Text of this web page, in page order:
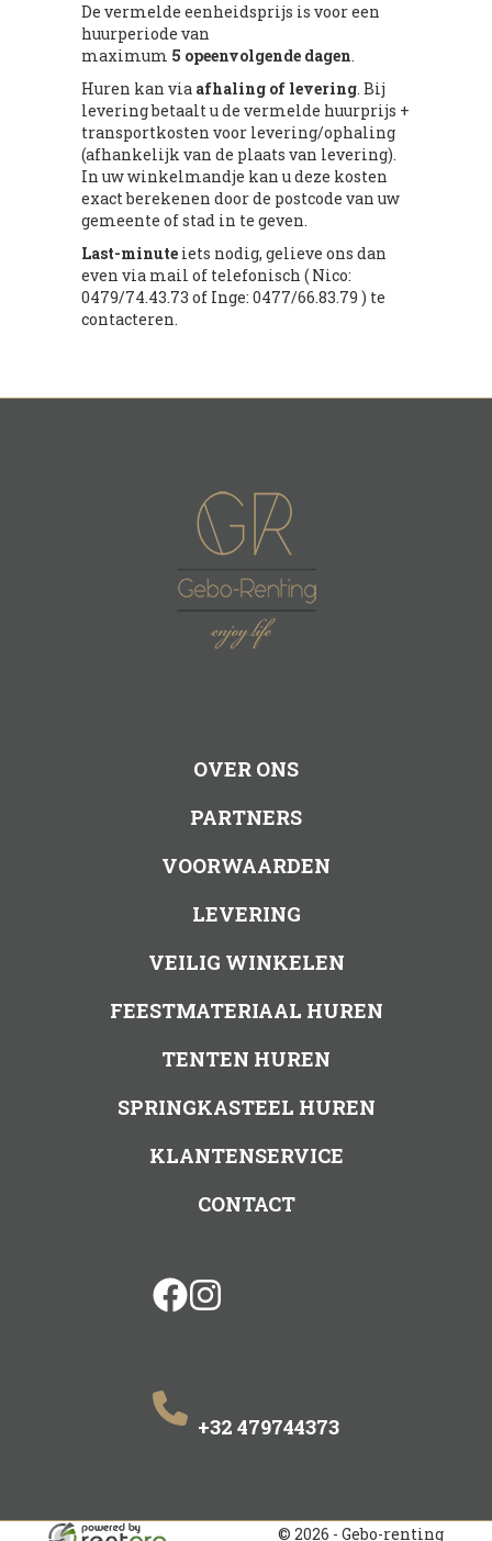
De vermelde eenheidsprijs is voor een
huurperiode van
maximum 5 opeenvolgende dagen.
Huren kan via afhaling of levering. Bij
levering betaalt u de vermelde huurprijs +
transportkosten voor levering/ophaling
(afhankelijk van de plaats van levering).
In uw winkelmandje kan u deze kosten
exact berekenen door de postcode van uw
gemeente of stad in te geven.
Last-minute iets nodig, gelieve ons dan
even via mail of telefonisch ( Nico:
0479/74.43.73 of Inge: 0477/66.83.79 ) te
contacteren.
OVER ONS
PARTNERS
VOORWAARDEN
LEVERING
VEILIG WINKELEN
FEESTMATERIAAL HUREN
TENTEN HUREN
SPRINGKASTEEL HUREN
KLANTENSERVICE
CONTACT
facebook
+32 479744373
© 2026 - Gebo-renting